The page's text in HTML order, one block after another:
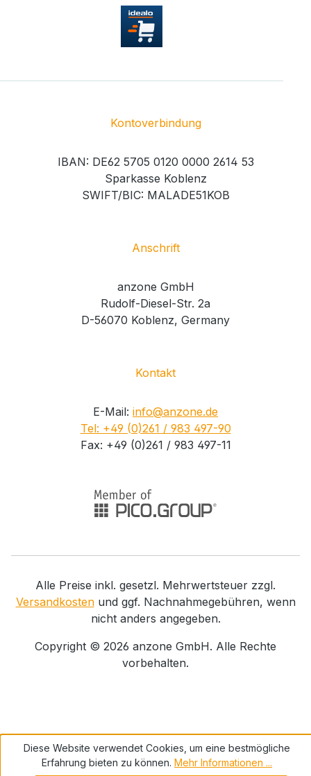
Kontoverbindung
IBAN: DE62 5705 0120 0000 2614 53
Sparkasse Koblenz
SWIFT/BIC: MALADE51KOB
Anschrift
anzone GmbH
Rudolf-Diesel-Str. 2a
D-56070 Koblenz, Germany
Kontakt
E-Mail: info@anzone.de
Tel: +49 (0)261 / 983 497-90
Fax: +49 (0)261 / 983 497-11
Alle Preise inkl. gesetzl. Mehrwertsteuer zzgl.
Versandkostenund ggf. Nachnahmegebühren, wenn
nicht anders angegeben.
Copyright © 2026 anzone GmbH. Alle Rechte
vorbehalten.
Diese Website verwendet Cookies, um eine bestmögliche
Erfahrung bieten zu können. Mehr Informationen ...